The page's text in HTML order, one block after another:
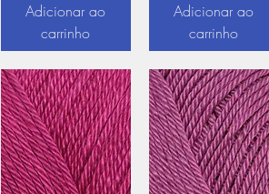
Adicionar ao
carrinho
Adicionar ao
carrinho